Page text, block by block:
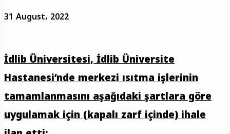
31 August، 2022
İdlib Üniversitesi, İdlib Üniversite
Hastanesi’nde merkezi ısıtma işlerinin
tamamlanmasını aşağıdaki şartlara göre
uygulamak için (kapalı zarf içinde) ihale